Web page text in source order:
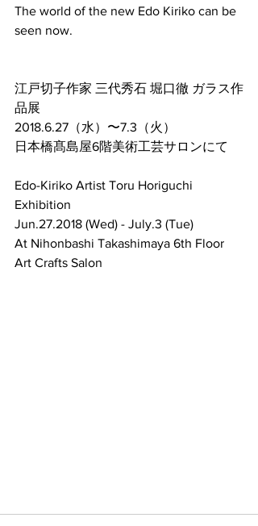
The world of the new Edo Kiriko can be
seen now.
江戸切子作家 三代秀石 堀口徹 ガラス作
品展
2018.6.27（水）〜7.3（火）
日本橋髙島屋6階美術工芸サロンにて
Edo-Kiriko Artist Toru Horiguchi
Exhibition
Jun.27.2018 (Wed) - July.3 (Tue)
At Nihonbashi Takashimaya 6th Floor
Art Crafts Salon